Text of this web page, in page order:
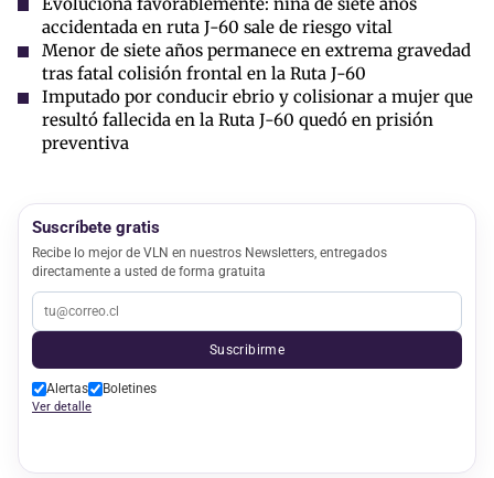
accidentada en ruta J-60 sale de riesgo vital
Menor de siete años permanece en extrema gravedad
tras fatal colisión frontal en la Ruta J-60
Imputado por conducir ebrio y colisionar a mujer que
resultó fallecida en la Ruta J-60 quedó en prisión
preventiva
Suscríbete gratis
Recibe lo mejor de VLN en nuestros Newsletters, entregados
directamente a usted de forma gratuita
Suscribirme
Alertas Boletines
Ver detalle